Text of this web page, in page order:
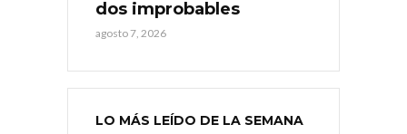
dos improbables
agosto 7, 2026
LO MÁS LEÍDO DE LA SEMANA